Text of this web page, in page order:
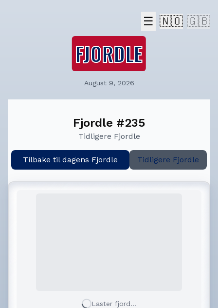
☰ 🇳🇴 🇬🇧
FJORDLE
August 9, 2026
Fjordle #235
Tidligere Fjordle
Tilbake til dagens Fjordle Tidligere Fjordle
Laster fjord...